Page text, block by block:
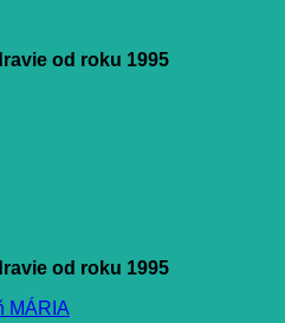
od roku 1995
od roku 1995